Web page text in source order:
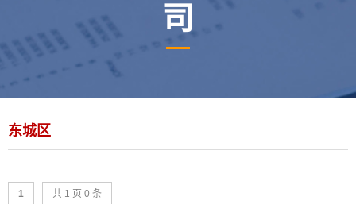
司
东城区
1 共 1 页 0 条